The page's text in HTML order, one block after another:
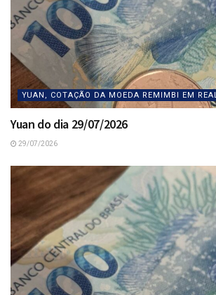
YUAN, COTAÇÃO DA MOEDA REMIMBI EM REAL
Yuan do dia 29/07/2026
29/07/2026